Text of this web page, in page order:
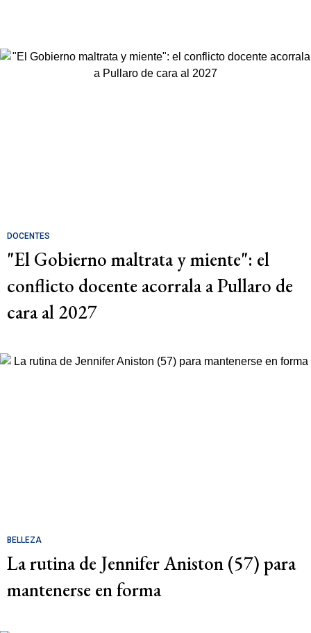
DOCENTES
"El Gobierno maltrata y miente": el
conflicto docente acorrala a Pullaro de
cara al 2027
BELLEZA
La rutina de Jennifer Aniston (57) para
mantenerse en forma